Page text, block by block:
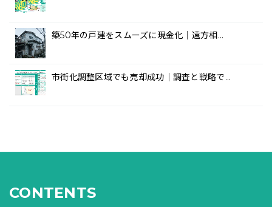
築50年の戸建をスムーズに現金化｜遠方相…
市街化調整区域でも売却成功｜調査と戦略で…
CONTENTS